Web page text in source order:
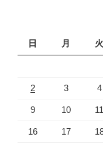
日
月 火
2 3 4
9 10 11
16 17